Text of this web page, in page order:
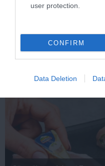
user protection.
CONFIRM
Data Deletion
Sarkadi pecsenye 8